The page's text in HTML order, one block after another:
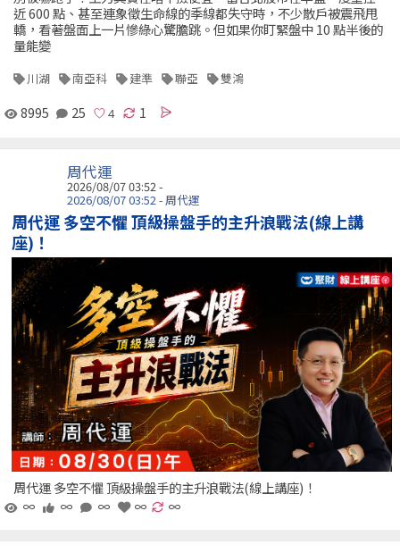
近 600 點、甚至連象徵生命線的季線都失守時，不少散戶被震飛甩
轎，看著盤面上一片慘綠心驚膽跳。但如果你盯緊盤中 10 點半後的
量能變
川湖 南亞科 建準 聯亞 雙鴻
8995 25 1
周代運
2026/08/07 03:52 -
2026/08/07 03:52 - 周代運
周代運 多空不懼 頂級操盤手的主升浪戰法(線上講
座)！
周代運 多空不懼 頂級操盤手的主升浪戰法(線上講座)！
∞
∞ ∞ ∞ ∞